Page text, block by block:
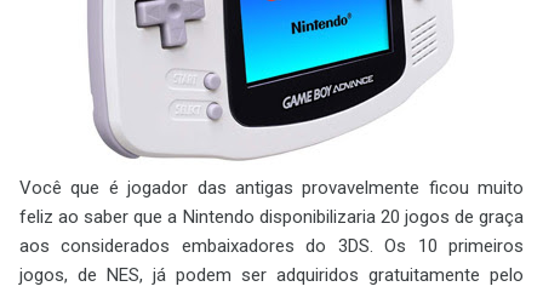
Você que é jogador das antigas provavelmente ficou muito
feliz ao saber que a Nintendo disponibilizaria 20 jogos de graça
aos considerados embaixadores do 3DS. Os 10 primeiros
jogos, de NES, já podem ser adquiridos gratuitamente pelo